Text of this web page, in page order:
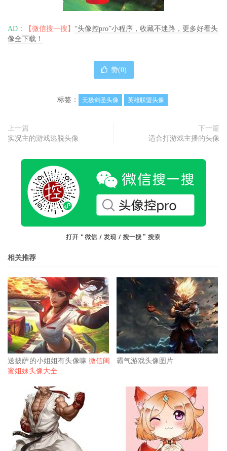
AD： 【微信搜一搜】 “头像控pro”小程序，收藏不迷路，更多好看头
像全下载！
赞(0)
标签： 无极剑圣头像 英雄联盟头像
上一篇
实况主的游戏逃脱头像
下一篇
适合打游戏主播的头像
相关推荐
送披萨的小姐姐有头像嘛微信闺
蜜姐妹头像大全
霸气游戏头像图片